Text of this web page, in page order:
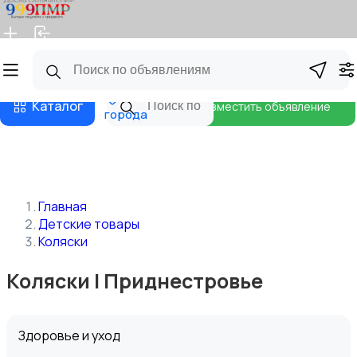
Главная
Каталог
города
Разместить объявление
Главная
Детские товары
Коляски
Коляски | Приднестровье
Здоровье и уход